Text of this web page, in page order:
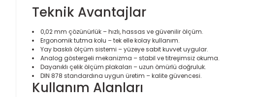
Teknik Avantajlar
0,02 mm çözünürlük – hızlı, hassas ve güvenilir ölçüm.
Ergonomik tutma kolu – tek elle kolay kullanım.
Yay baskılı ölçüm sistemi – yüzeye sabit kuvvet uygular.
Analog göstergeli mekanizma – stabil ve titreşimsiz okuma.
Dayanıklı çelik ölçüm plakaları – uzun ömürlü doğruluk.
DIN 878 standardına uygun üretim – kalite güvencesi.
Kullanım Alanları